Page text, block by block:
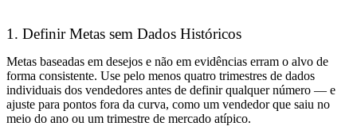
1. Definir Metas sem Dados Históricos
Metas baseadas em desejos e não em evidências erram o alvo de
forma consistente. Use pelo menos quatro trimestres de dados
individuais dos vendedores antes de definir qualquer número — e
ajuste para pontos fora da curva, como um vendedor que saiu no
meio do ano ou um trimestre de mercado atípico.